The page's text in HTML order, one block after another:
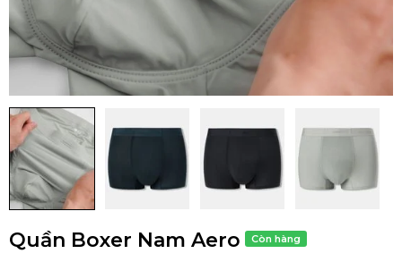
Quần Boxer Nam Aero